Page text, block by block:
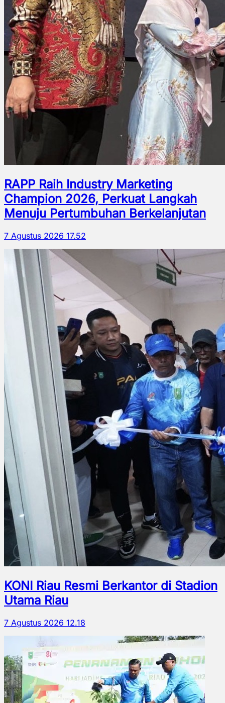
RAPP Raih Industry Marketing
Champion 2026, Perkuat Langkah
Menuju Pertumbuhan Berkelanjutan
7 Agustus 2026 17.52
KONI Riau Resmi Berkantor di Stadion
Utama Riau
7 Agustus 2026 12.18